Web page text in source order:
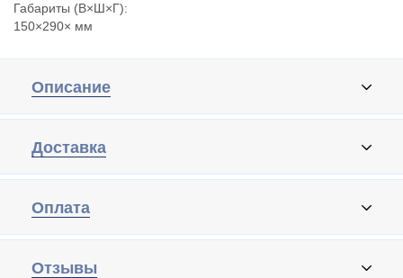
Габариты (В×Ш×Г):
150×290× мм
Описание
Доставка
Оплата
Отзывы